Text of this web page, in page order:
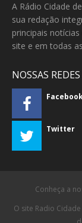
A Rádio Cidade
sua redação
principais
site e em todas
NOSSAS
Twitter
Conheça a
O site Radio